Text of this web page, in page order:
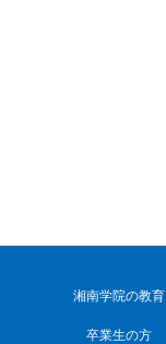
湘南学院の教育
卒業生の方